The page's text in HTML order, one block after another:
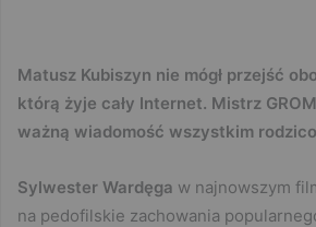
Matusz Kubiszyn nie mógł przejść
którą żyje cały Internet. Mistrz
ważną wiadomość wszystkim
Sylwester Wardęga w najnowszym
na pedofilskie zachowania